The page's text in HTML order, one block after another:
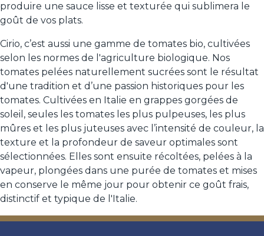
produire une sauce lisse et texturée qui sublimera le
goût de vos plats.
Cirio, c’est aussi une gamme de tomates bio, cultivées
selon les normes de l'agriculture biologique. Nos
tomates pelées naturellement sucrées sont le résultat
d'une tradition et d’une passion historiques pour les
tomates. Cultivées en Italie en grappes gorgées de
soleil, seules les tomates les plus pulpeuses, les plus
mûres et les plus juteuses avec l’intensité de couleur, la
texture et la profondeur de saveur optimales sont
sélectionnées. Elles sont ensuite récoltées, pelées à la
vapeur, plongées dans une purée de tomates et mises
en conserve le même jour pour obtenir ce goût frais,
distinctif et typique de l'Italie.